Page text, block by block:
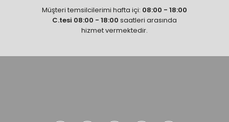
Müşteri temsilcilerimi hafta içi: 08:00 - 18:00
C.tesi 08:00 - 18:00 saatleri arasında
hizmet vermektedir.